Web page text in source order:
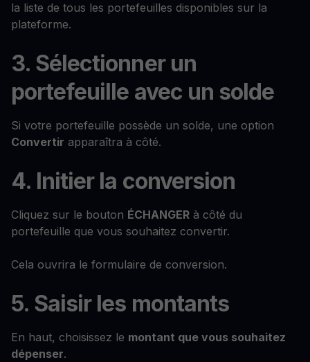
la liste de tous les portefeuilles disponibles sur la
plateforme.
3. Sélectionner un
portefeuille avec un solde
Si votre portefeuille possède un solde, une option
Convertir apparaîtra à côté.
4. Initier la conversion
Cliquez sur le bouton ÉCHANGER à côté du
portefeuille que vous souhaitez convertir.
Cela ouvrira le formulaire de conversion.
5. Saisir les montants
En haut, choisissez le montant que vous souhaitez
dépenser.